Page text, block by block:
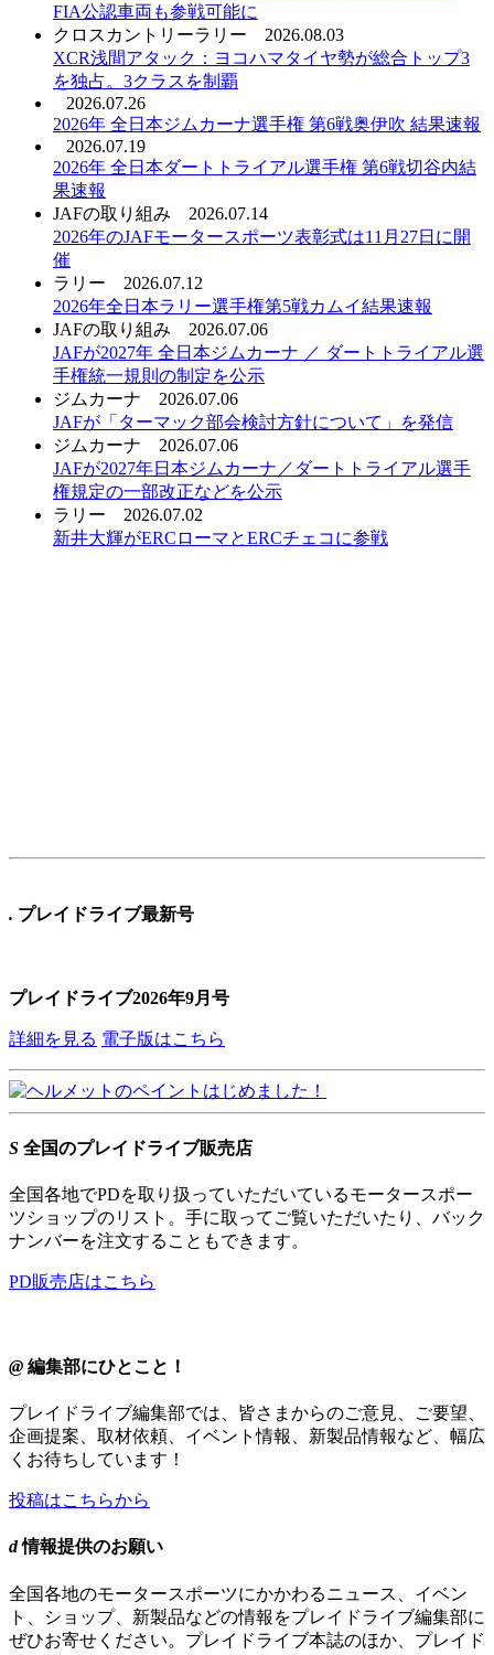
FIA公認車両も参戦可能に
クロスカントリーラリー
2026.08.03
XCR浅間アタック：ヨコハマタイヤ勢が総合トップ3
を独占。3クラスを制覇
2026.07.26
2026年 全日本ジムカーナ選手権 第6戦奥伊吹 結果速報
2026.07.19
2026年 全日本ダートトライアル選手権 第6戦切谷内結
果速報
JAFの取り組み
2026.07.14
2026年のJAFモータースポーツ表彰式は11月27日に開
催
ラリー
2026.07.12
2026年全日本ラリー選手権第5戦カムイ結果速報
JAFの取り組み
2026.07.06
JAFが2027年 全日本ジムカーナ ／ ダートトライアル選
手権統一規則の制定を公示
ジムカーナ
2026.07.06
JAFが「ターマック部会検討方針について」を発信
ジムカーナ
2026.07.06
JAFが2027年日本ジムカーナ／ダートトライアル選手
権規定の一部改正などを公示
ラリー
2026.07.02
新井大輝がERCローマとERCチェコに参戦
. プレイドライブ最新号
プレイドライブ2026年9月号
詳細を見る 電子版はこちら
S 全国のプレイドライブ販売店
全国各地でPDを取り扱っていただいているモータースポー
ツショップのリスト。手に取ってご覧いただいたり、バック
ナンバーを注文することもできます。
PD販売店はこちら
@ 編集部にひとこと！
プレイドライブ編集部では、皆さまからのご意見、ご要望、
企画提案、取材依頼、イベント情報、新製品情報など、幅広
くお待ちしています！
投稿はこちらから
d情報提供のお願い
全国各地のモータースポーツにかかわるニュース、イベン
ト、ショップ、新製品などの情報をプレイドライブ編集部に
ぜひお寄せください。プレイドライブ本誌のほか、プレイド